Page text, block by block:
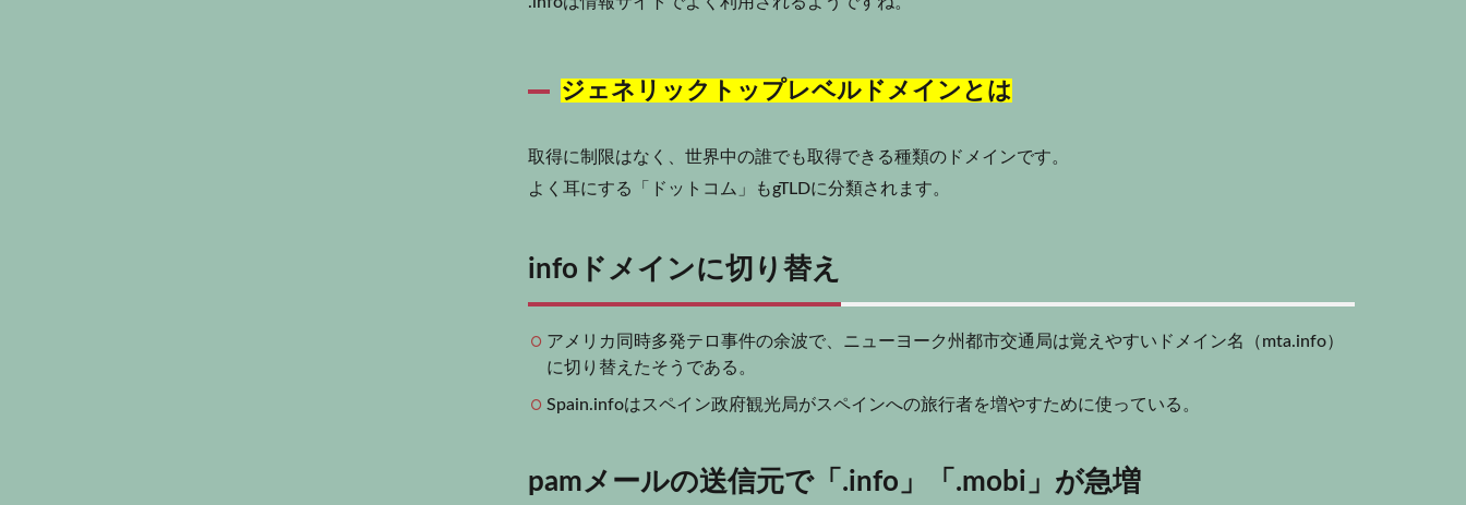
ジェネリックトップレベルドメインとは
取得に制限はなく、世界中の誰でも取得できる種類のドメインです。
よく耳にする「ドットコム」もgTLDに分類されます。
infoドメインに切り替え
アメリカ同時多発テロ事件の余波で、ニューヨーク州都市交通局は覚えやすいドメイン名（mta.info）
に切り替えたそうである。
Spain.infoはスペイン政府観光局がスペインへの旅行者を増やすために使っている。
pamメールの送信元で「.info」「.mobi」が急増